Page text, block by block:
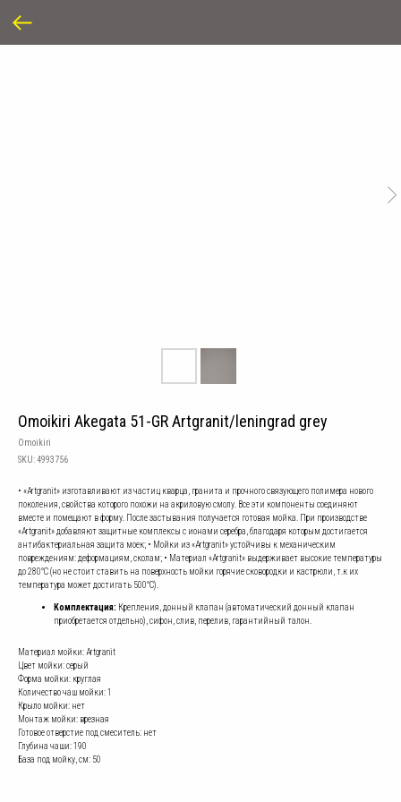
Omoikiri Akegata 51-GR Artgranit/leningrad grey
Omoikiri
SKU:4993756
• «Artgranit» изготавливают из частиц кварца, гранита и прочного связующего полимера нового
поколения, свойства которого похожи на акриловую смолу. Все эти компоненты соединяют
вместе и помещают в форму. После застывания получается готовая мойка. При производстве
«Artgranit» добавляют защитные комплексы с ионами серебра, благодаря которым достигается
антибактериальная защита моек; • Мойки из «Artgranit» устойчивы к механическим
повреждениям: деформациям, сколам; • Материал «Artgranit» выдерживает высокие температуры
до 280°С (но не стоит ставить на поверхность мойки горячие сковородки и кастрюли, т.к их
температура может достигать 500°С).
Комплектация: Крепления, донный клапан (автоматический донный клапан
приобретается отдельно), сифон, слив, перелив, гарантийный талон.
Материал мойки: Artgranit
Цвет мойки: серый
Форма мойки: круглая
Количество чаш мойки: 1
Крыло мойки: нет
Монтаж мойки: врезная
Готовое отверстие под смеситель: нет
Глубина чаши: 190
База под мойку, см: 50